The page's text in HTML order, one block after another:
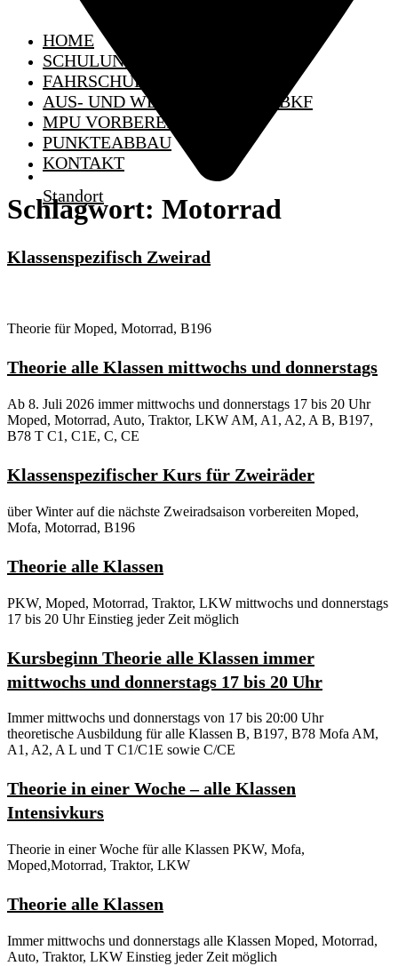
Standort
HOME
SCHULUNGSTERMINE
FAHRSCHULE
AUS- UND WEITERBILDUNG BKF
MPU VORBEREITUNG
PUNKTEABBAU
KONTAKT
Schlagwort: Motorrad
Klassenspezifisch Zweirad
Theorie für Moped, Motorrad, B196
Theorie alle Klassen mittwochs und donnerstags
Ab 8. Juli 2026 immer mittwochs und donnerstags 17 bis 20 Uhr
Moped, Motorrad, Auto, Traktor, LKW AM, A1, A2, A B, B197,
B78 T C1, C1E, C, CE
Klassenspezifischer Kurs für Zweiräder
über Winter auf die nächste Zweiradsaison vorbereiten Moped,
Mofa, Motorrad, B196
Theorie alle Klassen
PKW, Moped, Motorrad, Traktor, LKW mittwochs und donnerstags
17 bis 20 Uhr Einstieg jeder Zeit möglich
Kursbeginn Theorie alle Klassen immer
mittwochs und donnerstags 17 bis 20 Uhr
Immer mittwochs und donnerstags von 17 bis 20:00 Uhr
theoretische Ausbildung für alle Klassen B, B197, B78 Mofa AM,
A1, A2, A L und T C1/C1E sowie C/CE
Theorie in einer Woche – alle Klassen
Intensivkurs
Theorie in einer Woche für alle Klassen PKW, Mofa,
Moped,Motorrad, Traktor, LKW
Theorie alle Klassen
Immer mittwochs und donnerstags alle Klassen Moped, Motorrad,
Auto, Traktor, LKW Einstieg jeder Zeit möglich